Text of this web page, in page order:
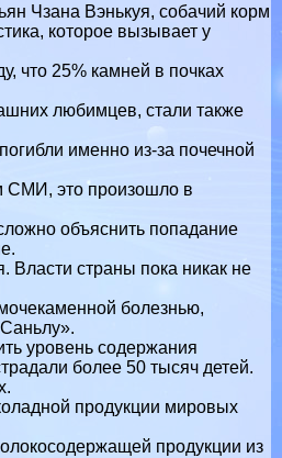
Чзана Вэнькуя, собачий корм
которое вызывает у
что 25% камней в почках
любимцев, стали также
именно из-за почечной
СМИ, это произошло в
объяснить попадание
страны пока никак не
болезнью,
уровень содержания
более 50 тысяч детей.
продукции мировых
продукции из